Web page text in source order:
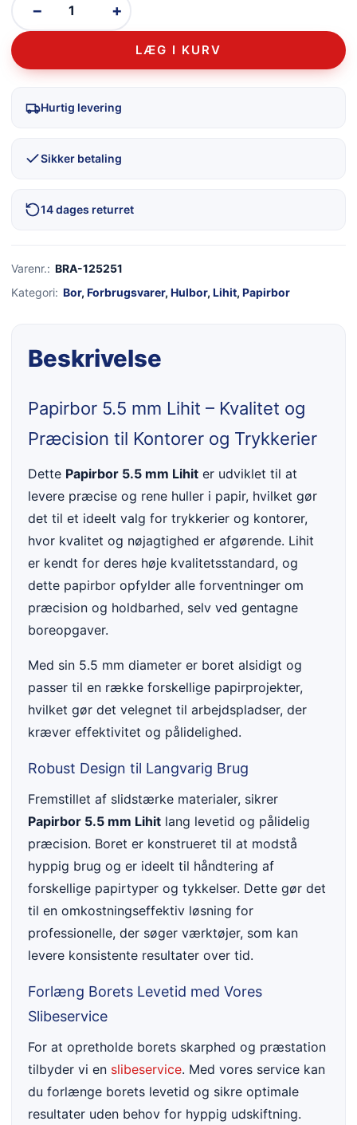
− +
LÆG I KURV
Hurtig levering
Sikker betaling
14 dages returret
Varenr.: BRA-125251
Kategori: Bor, Forbrugsvarer, Hulbor, Lihit, Papirbor
Beskrivelse
Papirbor 5.5 mm Lihit – Kvalitet og
Præcision til Kontorer og Trykkerier
Dette Papirbor 5.5 mm Lihit er udviklet til at
levere præcise og rene huller i papir, hvilket gør
det til et ideelt valg for trykkerier og kontorer,
hvor kvalitet og nøjagtighed er afgørende. Lihit
er kendt for deres høje kvalitetsstandard, og
dette papirbor opfylder alle forventninger om
præcision og holdbarhed, selv ved gentagne
boreopgaver.
Med sin 5.5 mm diameter er boret alsidigt og
passer til en række forskellige papirprojekter,
hvilket gør det velegnet til arbejdspladser, der
kræver effektivitet og pålidelighed.
Robust Design til Langvarig Brug
Fremstillet af slidstærke materialer, sikrer
Papirbor 5.5 mm Lihit lang levetid og pålidelig
præcision. Boret er konstrueret til at modstå
hyppig brug og er ideelt til håndtering af
forskellige papirtyper og tykkelser. Dette gør det
til en omkostningseffektiv løsning for
professionelle, der søger værktøjer, som kan
levere konsistente resultater over tid.
Forlæng Borets Levetid med Vores
Slibeservice
For at opretholde borets skarphed og præstation
tilbyder vi en slibeservice. Med vores service kan
du forlænge borets levetid og sikre optimale
resultater uden behov for hyppig udskiftning.